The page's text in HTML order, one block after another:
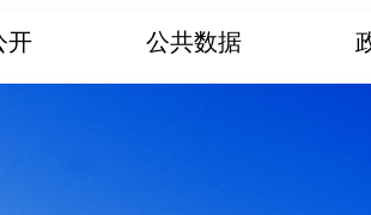
开 公共数据